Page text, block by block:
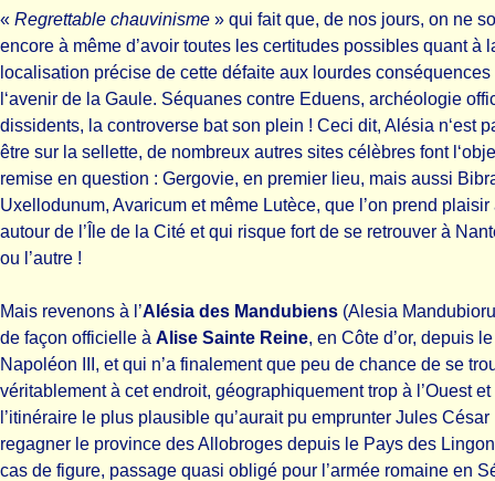
« Regrettable chauvinisme » qui fait que, de nos jours, on ne
encore à même d’avoir toutes les certitudes possibles quant à
localisation précise de cette défaite aux lourdes conséquences
l‘avenir de la Gaule. Séquanes contre Eduens, archéologie
dissidents, la controverse bat son plein ! Ceci dit, Alésia n‘est
être sur la sellette, de nombreux autres sites célèbres font
remise en question : Gergovie, en premier lieu, mais aussi
Uxellodunum, Avaricum et même Lutèce, que l’on prend
autour de l’Île de la Cité et qui risque fort de se retrouver à
ou l’autre !
Mais revenons à l’Alésia des Mandubiens (Alesia
de façon officielle à Alise Sainte Reine, en Côte d’or, depuis
Napoléon III, et qui n’a finalement que peu de chance de se
véritablement à cet endroit, géographiquement trop à l’Ouest et
l’itinéraire le plus plausible qu’aurait pu emprunter Jules César
regagner le province des Allobroges depuis le Pays des
cas de figure, passage quasi obligé pour l’armée romaine en